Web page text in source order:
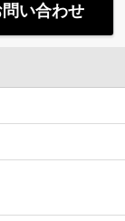
問い合わせ